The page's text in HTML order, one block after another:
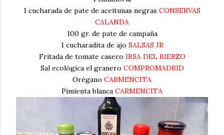
1 cucharada de pate de aceitunas negras CONSERVAS
CALANDA
100 gr. de pate de campaña
1 cucharadita de ajo SALSAS JR
Fritada de tomate casero IBSA DEL BIERZO
Sal ecológica el granero COMPROMADRID
Orégano CARMENCITA
Pimienta blanca CARMENCITA